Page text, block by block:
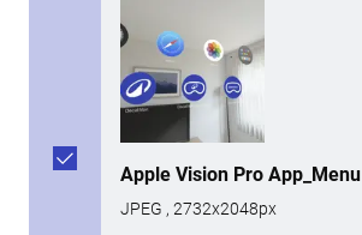
Apple Vision Pro App_Menu
JPEG , 2732x2048px